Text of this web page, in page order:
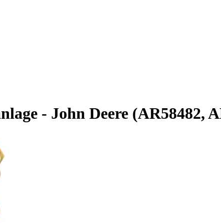
- John Deere (AR58482,